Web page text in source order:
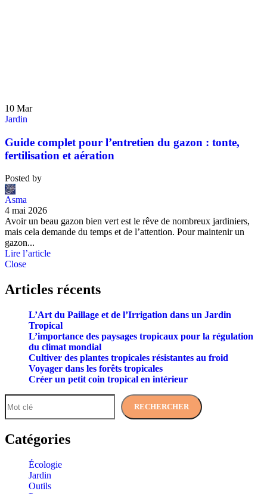
10 Mar
Jardin
Guide complet pour l’entretien du gazon : tonte,
fertilisation et aération
Posted by
Asma
4 mai 2026
Avoir un beau gazon bien vert est le rêve de nombreux jardiniers,
mais cela demande du temps et de l’attention. Pour maintenir un
gazon...
Lire l’article
Close
Articles récents
L’Art du Paillage et de l’Irrigation dans un Jardin
Tropical
L’importance des paysages tropicaux pour la régulation
du climat mondial
Cultiver des plantes tropicales résistantes au froid
Voyager dans les forêts tropicales
Créer un petit coin tropical en intérieur
RECHERCHER
Catégories
Écologie
Jardin
Outils